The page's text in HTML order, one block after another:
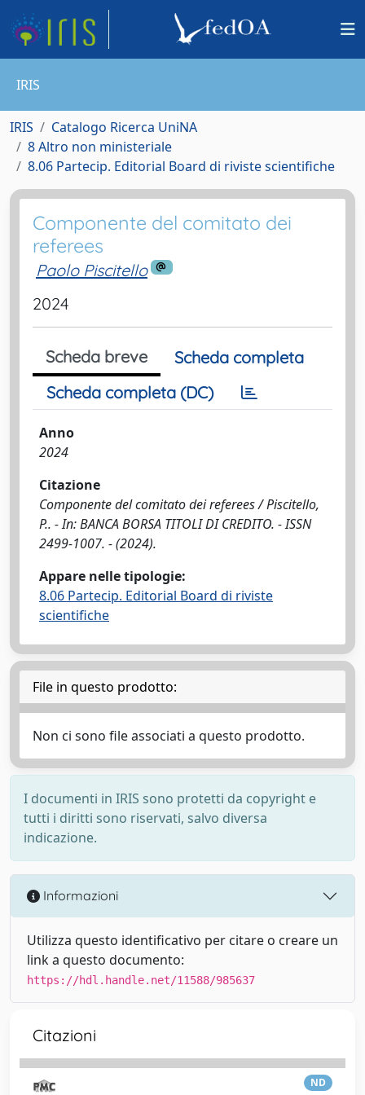
IRIS
IRIS
Catalogo Ricerca UniNA
8 Altro non ministeriale
8.06 Partecip. Editorial Board di riviste scientifiche
Componente del comitato dei
referees
Paolo Piscitello
2024
Scheda breve
Scheda completa
Scheda completa (DC)
Anno
2024
Citazione
Componente del comitato dei referees / Piscitello,
P.. - In: BANCA BORSA TITOLI DI CREDITO. - ISSN
2499-1007. - (2024).
Appare nelle tipologie:
8.06 Partecip. Editorial Board di riviste
scientifiche
File in questo prodotto:
Non ci sono file associati a questo prodotto.
I documenti in IRIS sono protetti da copyright e
tutti i diritti sono riservati, salvo diversa
indicazione.
Informazioni
Utilizza questo identificativo per citare o creare un
link a questo documento:
https://hdl.handle.net/11588/985637
Citazioni
ND